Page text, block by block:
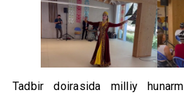
Tadbir doirasida milliy